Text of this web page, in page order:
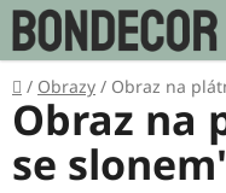
Přejít
na
obsah
Domů
/ Obrazy / Obraz na
Obraz na
se